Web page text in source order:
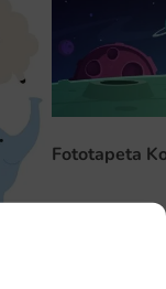
dopasowanie
można
najlepiej
fototapety jest
klej do
do
wnętrze!
Fototapeta